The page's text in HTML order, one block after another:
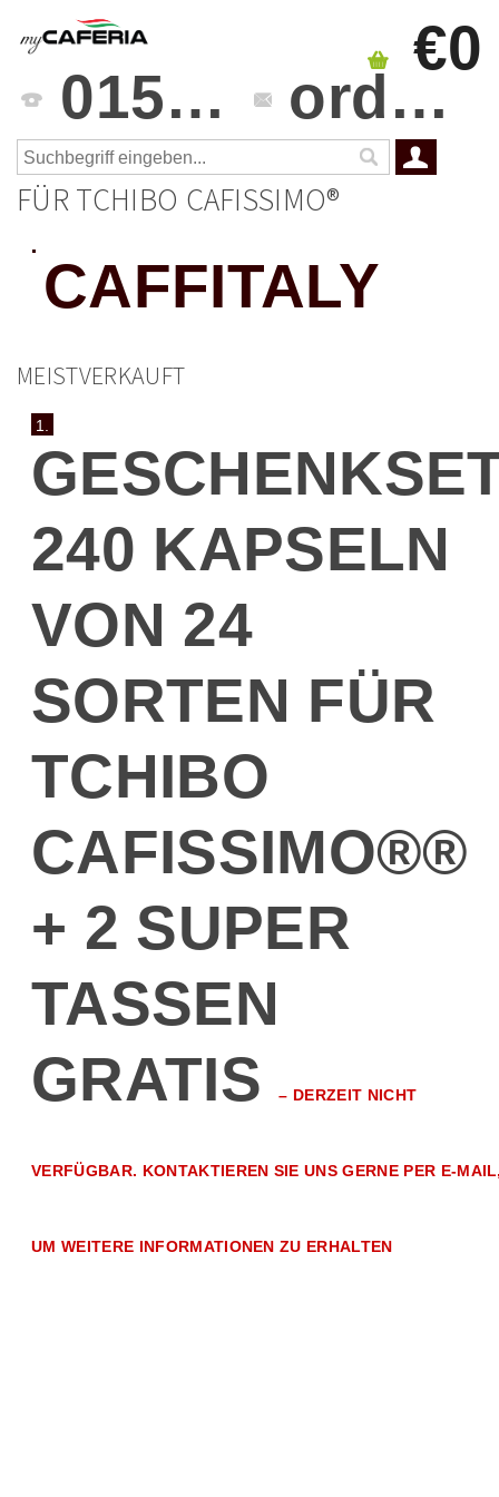
0151 4241 3459 orders@mycaferia.de
€0
FÜR TCHIBO CAFISSIMO®
CAFFITALY
MEISTVERKAUFT
1.
240 KAPSELN
VON 24
SORTEN FÜR
TCHIBO
CAFISSIMO®®
+ 2 SUPER
TASSEN
GRATIS– DERZEIT NICHT
VERFÜGBAR. KONTAKTIEREN SIE UNS GERNE PER E-
UM WEITERE INFORMATIONEN ZU ERHALTEN